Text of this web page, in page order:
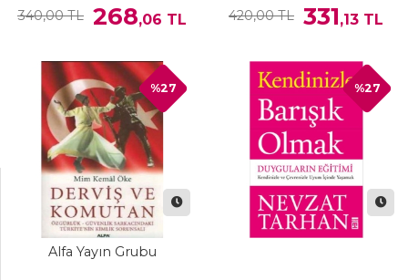
340,00 TL 268,06 TL 420,00 TL 331,13 TL
Alfa Yayın Grubu
%27 %27